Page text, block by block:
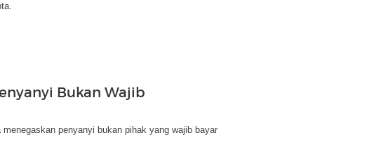
Bukan Wajib
penyanyi bukan pihak yang wajib bayar